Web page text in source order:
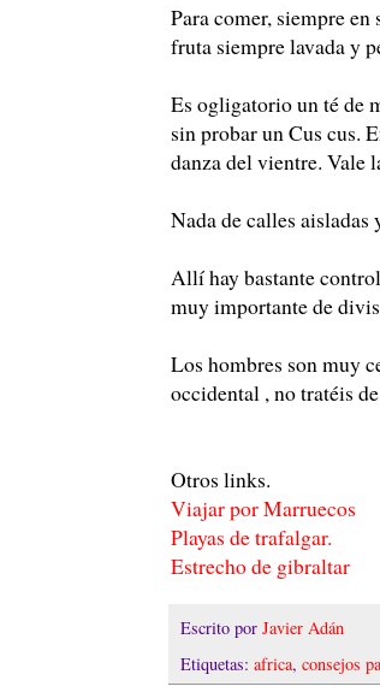
Para comer, siempre
fruta siempre lavada y
Es ogligatorio un té de
sin probar un Cus cus.
danza del vientre. Vale
Nada de calles aisladas
Allí hay bastante
muy importante de
Los hombres son muy
occidental , no tratéis
Otros links.
Viajar por Marruecos
Playas de trafalgar.
Estrecho de gibraltar
Escrito por Javier Adán
Etiquetas: africa, consejos